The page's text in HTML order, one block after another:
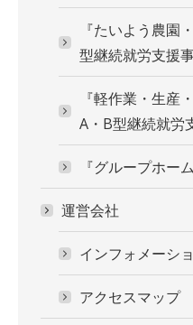
『たいよう農園
型継続就労支援
『軽作業・生産
A・B型継続就労
『グループホー
運営会社
インフォメーシ
アクセスマップ